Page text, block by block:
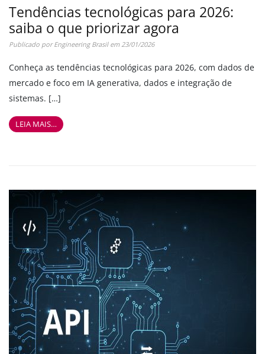
Tendências tecnológicas para 2026:
saiba o que priorizar agora
Publicado porEngineering Brasilem23/01/2026
Conheça as tendências tecnológicas para 2026, com dados de
mercado e foco em IA generativa, dados e integração de
sistemas. […]
LEIA MAIS…